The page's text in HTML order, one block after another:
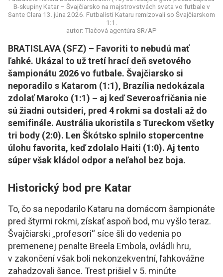
B-skupiny Katar – Švajčiarsko na majstrovstvách sveta vo futbale v
Sante Clara 13. júna 2026. Futbalisti Kataru remizovali so Švajčiarskom
1:1.
autor: Tlačová agentúra SR/AP
BRATISLAVA (SFZ) – Favoriti to nebudú mať
ľahké. Ukázal to už tretí hrací deň svetového
šampionátu 2026 vo futbale. Švajčiarsko si
neporadilo s Katarom (1:1), Brazília nedokázala
zdolať Maroko (1:1) – aj keď Severoafričania nie
sú žiadni outsideri, pred 4 rokmi sa dostali až do
semifinále. Austrália ukoristila s Tureckom všetky
tri body (2:0). Len Škótsko splnilo stopercentne
úlohu favorita, keď zdolalo Haiti (1:0). Aj tento
súper však kládol odpor a neľahol bez boja.
Historický bod pre Katar
To, čo sa nepodarilo Kataru na domácom šampionáte
pred štyrmi rokmi, získať aspoň bod, mu vyšlo teraz.
Švajčiarski „profesori“ síce šli do vedenia po
premenenej penalte Breela Embola, ovládli hru,
v zakončení však boli nekonzekventní, ľahkovážne
zahadzovali šance. Trest prišiel v 5. minúte